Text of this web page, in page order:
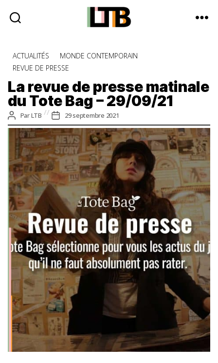
Bag
Média
d'information
quotidienne
Catégories
ACTUALITÉS
MONDE CONTEMPORAIN
REVUE DE PRESSE
La revue de presse matinale
du Tote Bag – 29/09/21
Auteur
de
l’article
ParLTB
Date
de
l’article
29 septembre 2021